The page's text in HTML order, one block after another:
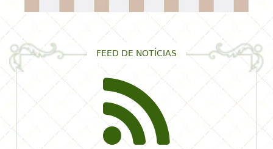
FEED DE NOTÍCIAS